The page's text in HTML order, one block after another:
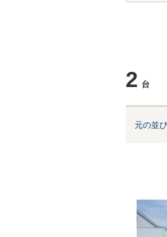
2 台
元の並